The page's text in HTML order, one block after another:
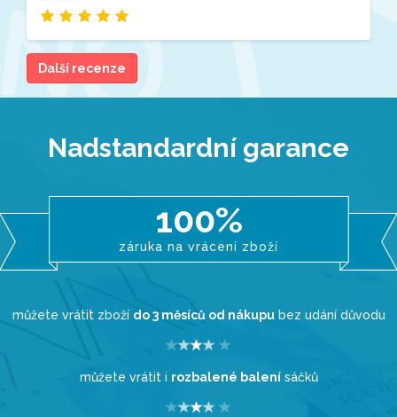
Další recenze
Nadstandardní garance
100%
záruka na vrácení zboží
můžete vrátit zboží do 3 měsíců od nákupubez udání důvodu
můžete vrátit i rozbalené balenísáčků